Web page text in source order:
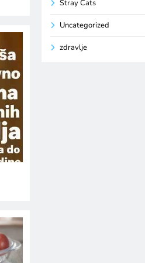
Stray Cats
Uncategorized
zdravlje